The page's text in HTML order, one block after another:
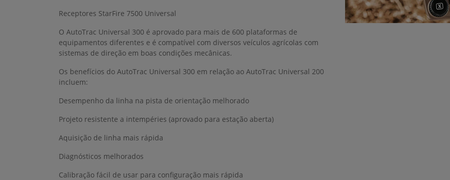
Receptores StarFire 7500 Universal
O AutoTrac Universal 300 é aprovado para mais de 600 plataformas de
equipamentos diferentes e é compatível com diversos veículos agrícolas com
sistemas de direção em boas condições mecânicas.
Os benefícios do AutoTrac Universal 300 em relação ao AutoTrac Universal 200
incluem:
Desempenho da linha na pista de orientação melhorado
Projeto resistente a intempéries (aprovado para estação aberta)
Aquisição de linha mais rápida
Diagnósticos melhorados
Calibração fácil de usar para configuração mais rápida